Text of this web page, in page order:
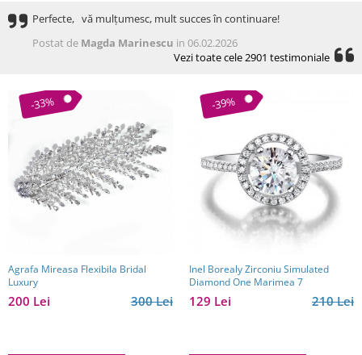
Perfecte, vă mulțumesc, mult succes în continuare!
Postat de Magda Marinescu in 06.02.2026
Vezi toate cele 2901 testimoniale
-33%
Agrafa Mireasa Flexibila Bridal
Luxury
300 Lei
200 Lei
-39%
Inel Borealy Zirconiu Simulated
Diamond One Marimea 7
210 Lei
129 Lei